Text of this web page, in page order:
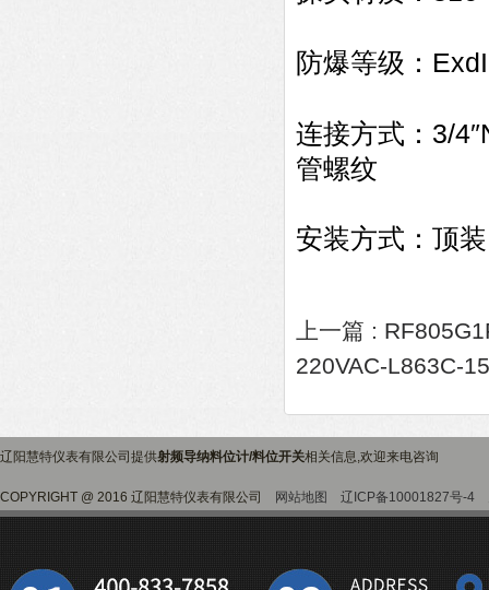
防爆等级：
连接方式： 3/
管螺纹
安装方式：顶
上一篇 :
220VAC-L863C-
辽阳慧特仪表有限公司提供射频导纳料位计/料位开关相关信息,欢迎来电咨询
COPYRIGHT @ 2016 辽阳慧特仪表有限公司 网站地图 辽ICP备10001827号-4